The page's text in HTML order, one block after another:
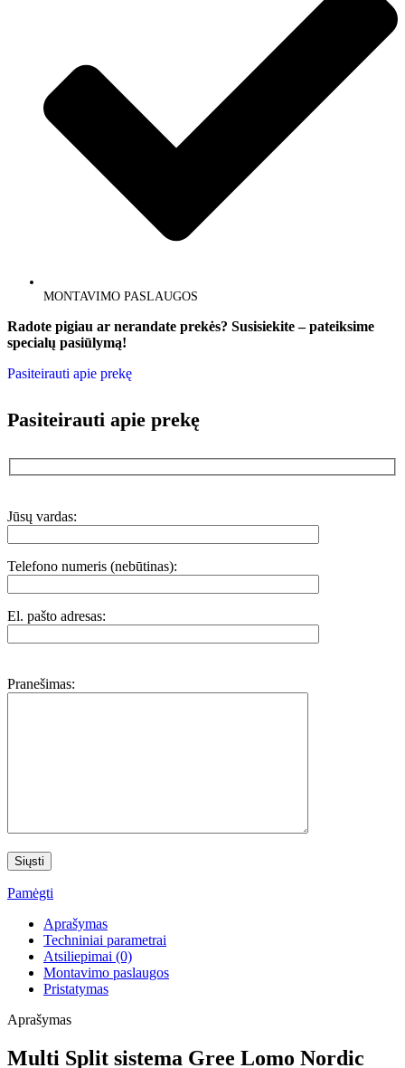
MONTAVIMO PASLAUGOS
Radote pigiau ar nerandate prekės? Susisiekite – pateiksime
specialų pasiūlymą!
Pasiteirauti apie prekę
Pasiteirauti apie prekę
Jūsų vardas:
Telefono numeris (nebūtinas):
El. pašto adresas:
leave
Pranešimas:
Pamėgti
Aprašymas
Techniniai parametrai
Atsiliepimai (0)
Montavimo paslaugos
Pristatymas
Aprašymas
Multi Split sistema Gree Lomo Nordic